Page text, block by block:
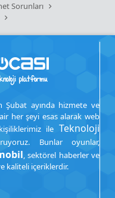
Sorunları
Şubat ayında hizmete ve
her şeyi esas alarak web
ile Teknoloji
Bunlar oyunlar,
, sektörel haberler ve
kaliteli içeriklerdir.